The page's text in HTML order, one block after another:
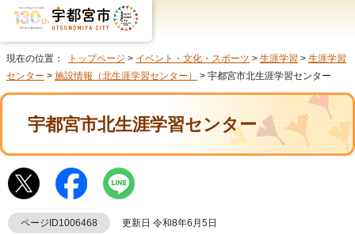
現在の位置： トップページ > イベント・文化・スポーツ > 生涯学習 > 生涯学習
センター > 施設情報（北生涯学習センター） > 宇都宮市北生涯学習センター
宇都宮市北生涯学習センター
ページID1006468 更新日 令和8年6月5日